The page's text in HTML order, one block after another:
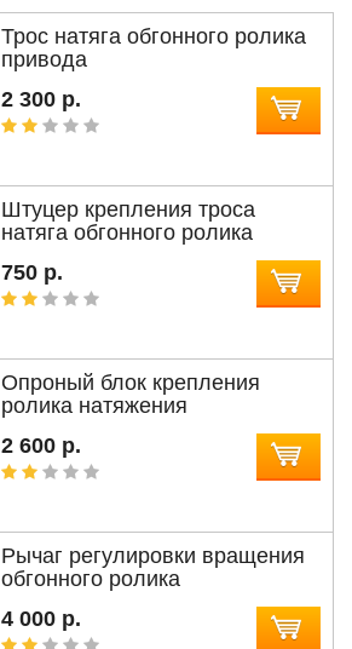
Трос натяга обгонного ролика
привода
2 300 р.
Штуцер крепления троса
натяга обгонного ролика
750 р.
Опроный блок крепления
ролика натяжения
2 600 р.
Рычаг регулировки вращения
обгонного ролика
4 000 р.